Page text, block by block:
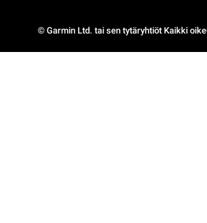
© Garmin Ltd. tai sen tytäryhtiöt Kaikki